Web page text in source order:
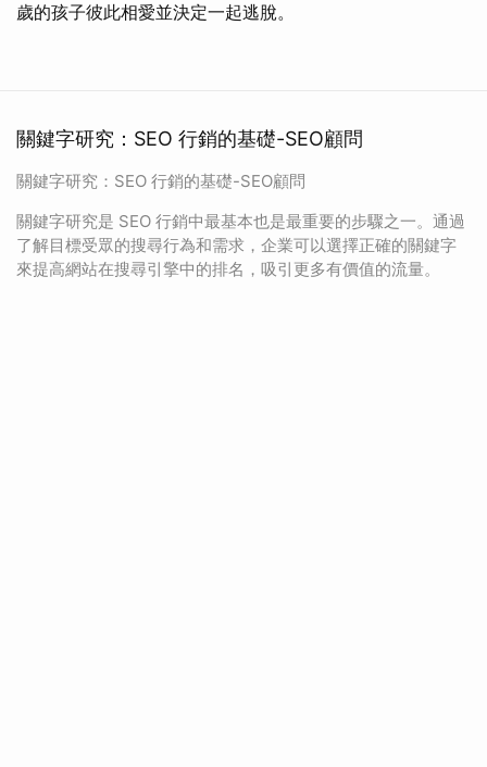
歲的孩子彼此相愛並決定一起逃脫。
關鍵字研究：SEO 行銷的基礎-SEO顧問
關鍵字研究：SEO 行銷的基礎-SEO顧問
關鍵字研究是 SEO 行銷中最基本也是最重要的步驟之一。通過
了解目標受眾的搜尋行為和需求，企業可以選擇正確的關鍵字
來提高網站在搜尋引擎中的排名，吸引更多有價值的流量。